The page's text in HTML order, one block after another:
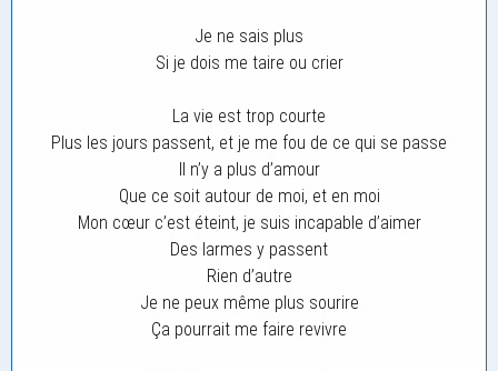
Je ne sais plus
Si je dois me taire ou crier
La vie est trop courte
Plus les jours passent, et je me fou de ce qui se passe
Il n’y a plus d’amour
Que ce soit autour de moi, et en moi
Mon cœur c’est éteint, je suis incapable d’aimer
Des larmes y passent
Rien d’autre
Je ne peux même plus sourire
Ça pourrait me faire revivre